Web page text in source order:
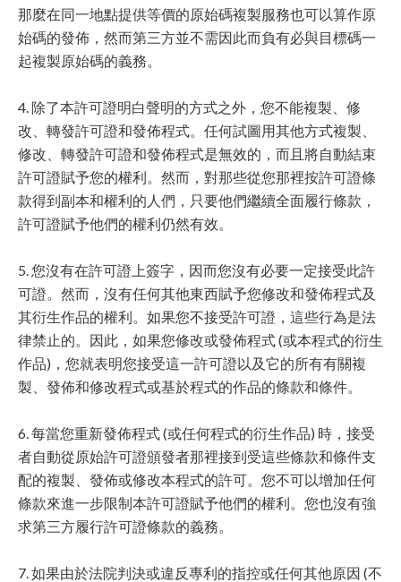
那麼在同一地點提供等價的原始碼複製服務也可以算作原
始碼的發佈，然而第三方並不需因此而負有必與目標碼一
起複製原始碼的義務。
4. 除了本許可證明白聲明的方式之外，您不能複製、修
改、轉發許可證和發佈程式。任何試圖用其他方式複製、
修改、轉發許可證和發佈程式是無效的，而且將自動結束
許可證賦予您的權利。然而，對那些從您那裡按許可證條
款得到副本和權利的人們，只要他們繼續全面履行條款，
許可證賦予他們的權利仍然有效。
5. 您沒有在許可證上簽字，因而您沒有必要一定接受此許
可證。然而，沒有任何其他東西賦予您修改和發佈程式及
其衍生作品的權利。如果您不接受許可證，這些行為是法
律禁止的。因此，如果您修改或發佈程式 (或本程式的衍生
作品)，您就表明您接受這一許可證以及它的所有有關複
製、發佈和修改程式或基於程式的作品的條款和條件。
6. 每當您重新發佈程式 (或任何程式的衍生作品) 時，接受
者自動從原始許可證頒發者那裡接到受這些條款和條件支
配的複製、發佈或修改本程式的許可。您不可以增加任何
條款來進一步限制本許可證賦予他們的權利。您也沒有強
求第三方履行許可證條款的義務。
7. 如果由於法院判決或違反專利的指控或任何其他原因 (不